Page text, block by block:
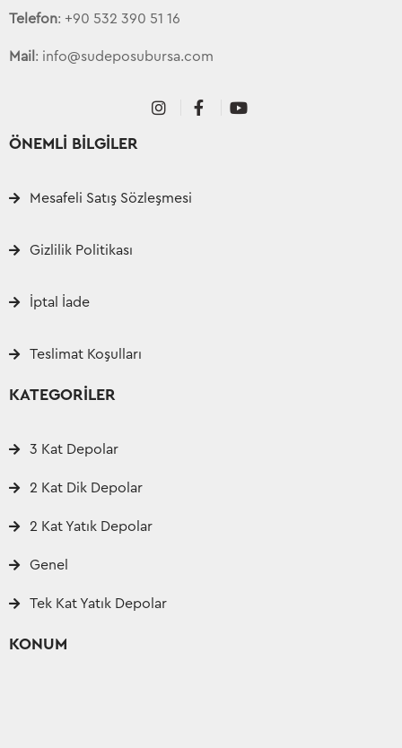
Telefon: +90 532 390 51 16
Mail : info@sudeposubursa.com
ÖNEMLİ BİLGİLER
Mesafeli Satış Sözleşmesi
Gizlilik Politikası
İptal İade
Teslimat Koşulları
KATEGORİLER
3 Kat Depolar
2 Kat Dik Depolar
2 Kat Yatık Depolar
Genel
Tek Kat Yatık Depolar
KONUM